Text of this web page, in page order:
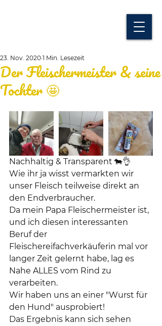
Der Fleischermeister & seine
Tochter 🤩
23. Nov. 2020 1 Min. Lesezeit
Nachhaltig & Transparent 🐄👌
Wie ihr ja wisst vermarkten wir
unser Fleisch teilweise direkt an
den Endverbraucher.
Da mein Papa Fleischermeister ist,
und ich diesen interessanten
Beruf der
Fleischereifachverkäuferin mal vor
langer Zeit gelernt habe, lag es
Nahe ALLES vom Rind zu
verarbeiten.
Wir haben uns an einer "Wurst für
den Hund" ausprobiert!
Das Ergebnis kann sich sehen